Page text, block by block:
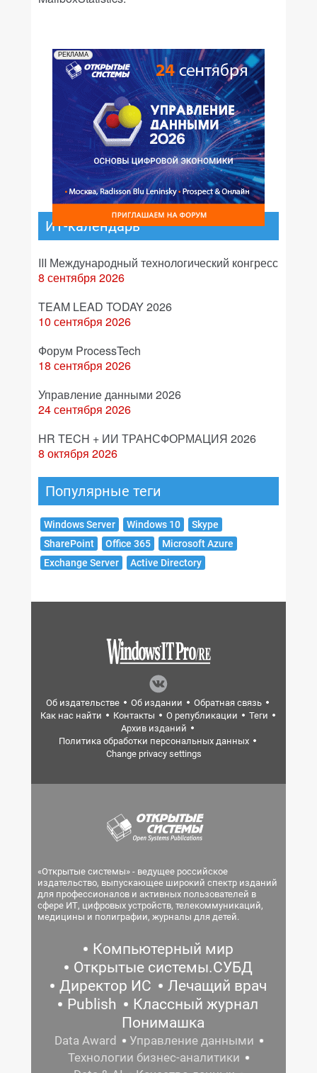
РЕКЛАМА
ИТ-календарь
III Международный технологический конгресс
8 сентября 2026
TEAM LEAD TODAY 2026
10 сентября 2026
Форум ProcessTech
18 сентября 2026
Управление данными 2026
24 сентября 2026
HR TECH + ИИ ТРАНСФОРМАЦИЯ 2026
8 октября 2026
Популярные теги
Windows Server Windows 10
Skype
SharePoint
Office 365
Microsoft Azure
Exchange Server
Active Directory
Об издательстве Об издании
Обратная связь
Как нас найти
Контакты О републикации
Теги
Архив изданий
Политика обработки персональных данных
Change privacy settings
«Открытые системы» - ведущее российское
издательство, выпускающее широкий спектр изданий
для профессионалов и активных пользователей в
сфере ИТ, цифровых устройств, телекоммуникаций,
медицины и полиграфии, журналы для детей.
Компьютерный мир
Открытые системы.СУБД
Директор ИС
Лечащий врач
Publish
Классный журнал
Понимашка
Data Award
Управление данными
Технологии бизнес-аналитики